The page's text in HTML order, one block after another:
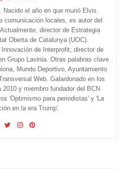
Nacido el año en que murió Elvis.
comunicación locales, es autor del
director de Estrategia
Oberta de Catalunya (UOC).
de Interprofit; director de
Grupo Lavinia. Otras palabras clave
Mundo Deportivo, Ayuntamiento
Web. Galardonado en los
y miembro fundador del BCN
'Optimismo para periodistas' y 'La
en la era Trump'.